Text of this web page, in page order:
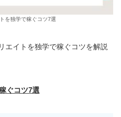
を独学で稼ぐコツ7選
エイトを独学で稼ぐコツを解説
ぐコツ7選